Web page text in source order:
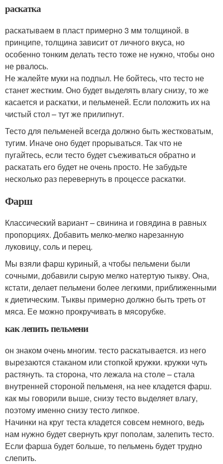
раскатка
раскатываем в пласт примерно 3 мм толщиной. в
принципе, толщина зависит от личного вкуса, но
особенно тонким делать тесто тоже не нужно, чтобы оно
не рвалось.
Не жалейте муки на подпыл. Не бойтесь, что тесто не
станет жестким. Оно будет выделять влагу снизу, то же
касается и раскатки, и пельменей. Если положить их на
чистый стол – тут же прилипнут.
Тесто для пельменей всегда должно быть жестковатым,
тугим. Иначе оно будет прорываться. Так что не
пугайтесь, если тесто будет съеживаться обратно и
раскатать его будет не очень просто. Не забудьте
несколько раз перевернуть в процессе раскатки.
Фарш
Классический вариант – свинина и говядина в равных
пропорциях. Добавить мелко-мелко нарезанную
луковицу, соль и перец.
Мы взяли фарш куриный, а чтобы пельмени были
сочными, добавили сырую мелко натертую тыкву. Она,
кстати, делает пельмени более легкими, приближенными
к диетическим. Тыквы примерно должно быть треть от
мяса. Ее можно прокручивать в мясорубке.
как лепить пельмени
он знаком очень многим. тесто раскатывается. из него
вырезаются стаканом или стопкой кружки. кружки чуть
растянуть. та сторона, что лежала на столе – стала
внутренней стороной пельменя, на нее кладется фарш.
как мы говорили выше, снизу тесто выделяет влагу,
поэтому именно снизу тесто липкое.
Начинки на круг теста кладется совсем немного, ведь
нам нужно будет свернуть круг пополам, залепить тесто.
Если фарша будет больше, то пельмень будет трудно
слепить.